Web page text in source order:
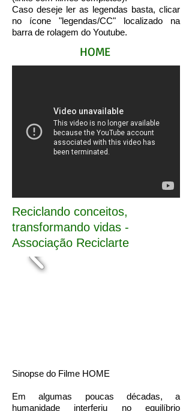
Caso deseje ler as legendas basta, clicar
no ícone "legendas/CC" localizado na
barra de rolagem do Youtube.
HOME
Reciclando conceitos,
transformando vidas -
Associação Reciclarte
Sinopse do Filme HOME
Em algumas poucas décadas, a
humanidade interferiu no equilíbrio